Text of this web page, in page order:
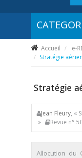
Accueil e-
Stratégie
Stratégie
Jean Fleury, «
»
Revue n°
Allocution du